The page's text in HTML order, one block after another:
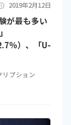
2019年2月12日
が最も多い
％）、「U-
リプション